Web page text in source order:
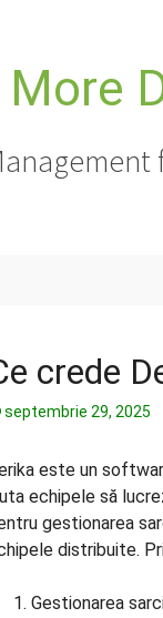
More
crede
septembrie 29, 2025
este un
echipele să
gestionarea
distribuite.
Gestionarea